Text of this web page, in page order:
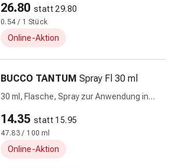
26.80 statt 29.80
0.54 / 1 Stück
Online-Aktion
BUCCO TANTUM Spray Fl 30 ml
30 ml, Flasche, Spray zur Anwendung in
14.35 statt 15.95
47.83 / 100 ml
Online-Aktion